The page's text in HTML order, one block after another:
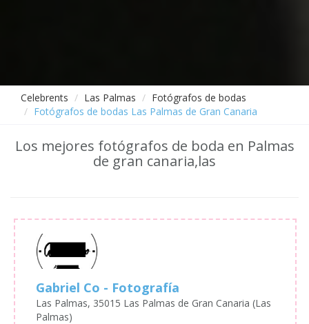
Celebrents Las Palmas
Fotógrafos de bodas
Fotógrafos de bodas Las Palmas de Gran Canaria
Los mejores fotógrafos de boda en Palmas
de gran canaria,las
Gabriel Co - Fotografía
Las Palmas, 35015 Las Palmas de Gran Canaria (Las
Palmas)